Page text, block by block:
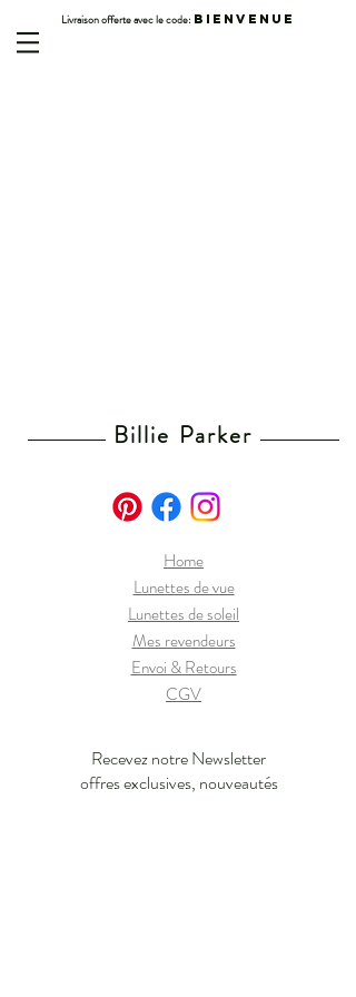
Livraison offerte avec le code: BIENVENUE
Billie Parker
Home
Lunettes de vue
Lunettes de soleil
Mes revendeurs
Envoi & Retours
CGV
Recevez notre Newsletter
offres exclusives, nouveautés